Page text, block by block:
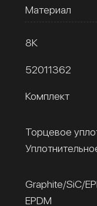
Материал
8К
52011362
Комплект
Торцевое
Graphite/SiC/
EPDM